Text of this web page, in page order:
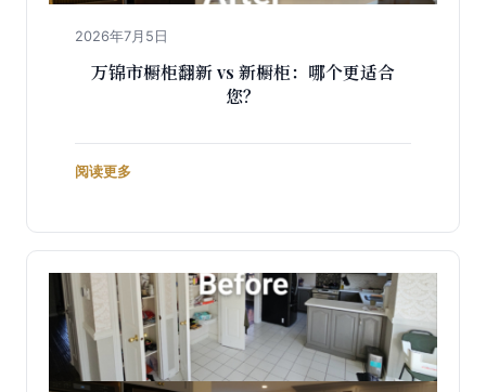
2026年7月5日
万锦市橱柜翻新 vs 新橱柜：哪个更适合
您？
阅读更多